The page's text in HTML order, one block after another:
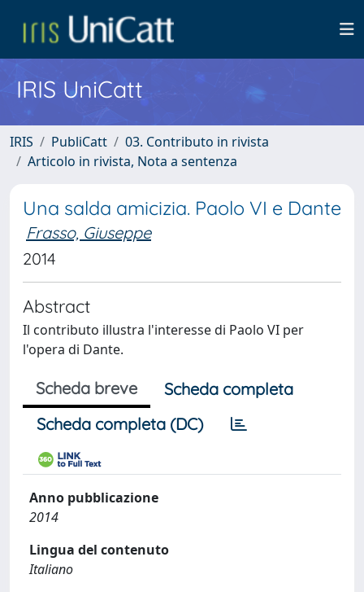
IRIS UniCatt
IRIS PubliCatt
03. Contributo in rivista
Articolo in rivista, Nota a sentenza
Una salda amicizia. Paolo VI e Dante
Frasso, Giuseppe
2014
Abstract
Il contributo illustra l'interesse di Paolo VI per
l'opera di Dante.
Scheda breve
Scheda completa
Scheda completa (DC)
Anno pubblicazione
2014
Lingua del contenuto
Italiano